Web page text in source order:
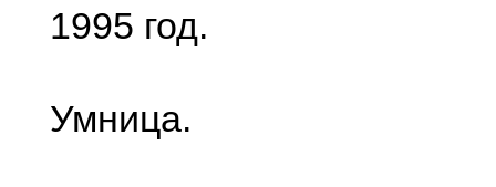
1995 год.
Умница.